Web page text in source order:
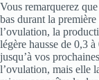
Vous remarquerez
bas durant la
l’ovulation, la
légère hausse de 0,3
jusqu’à vos
l’ovulation, mais elle